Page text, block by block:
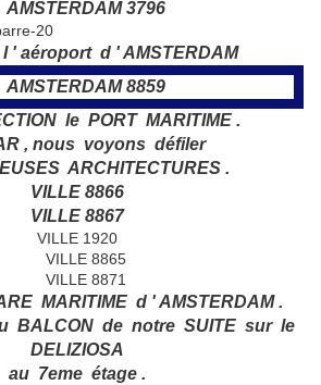
' aéroport d ' AMSTERDAM
le PORT MARITIME .
, nous voyons défiler
ARCHITECTURES .
MARITIME d ' AMSTERDAM .
BALCON de notre SUITE sur le
DELIZIOSA
au 7eme étage .